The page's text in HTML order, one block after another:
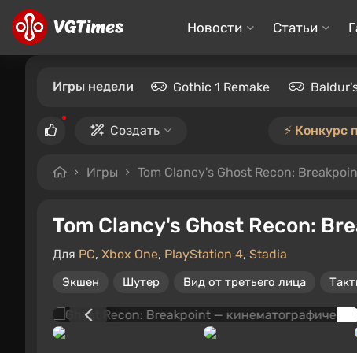
Новости Статьи
Игры недели Gothic 1 Remake
Создать ⚡️ Конкурс
Игры Tom Clancy's Ghost Recon:
Tom Clancy's Ghost Recon:
Для PC, Xbox One, PlayStation 4, Stadia
Экшен Шутер Вид от третьего лица